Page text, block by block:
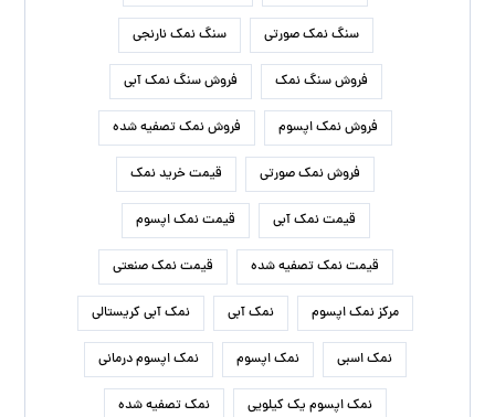
سنگ نمک صورتی سنگ نمک نارنجی
فروش سنگ نمک فروش سنگ نمک آبی
فروش نمک اپسوم فروش نمک تصفیه شده
فروش نمک صورتی قیمت خرید نمک
قیمت نمک آبی قیمت نمک اپسوم
قیمت نمک تصفیه شده قیمت نمک صنعتی
مرکز نمک اپسوم نمک آبی نمک آبی کریستالی
نمک اسبی نمک اپسوم نمک اپسوم درمانی
نمک اپسوم یک کیلویی نمک تصفیه شده